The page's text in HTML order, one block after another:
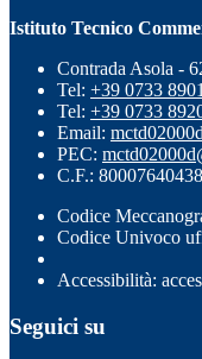
Istituto Tecnico
Contrada Asola -
Tel: +39 0733
Tel: +39 0733
Email:
PEC:
C.F.: 80007640438
Codice
Codice Univoco
Accessibilità:
Seguici su